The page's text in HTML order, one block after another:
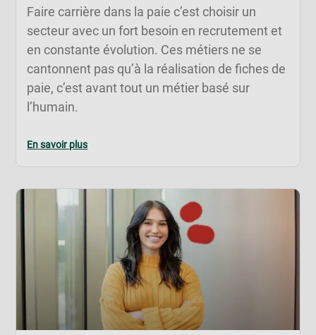
Faire carrière dans la paie c’est choisir un
secteur avec un fort besoin en recrutement et
en constante évolution. Ces métiers ne se
cantonnent pas qu’à la réalisation de fiches de
paie, c’est avant tout un métier basé sur
l’humain.
En savoir plus